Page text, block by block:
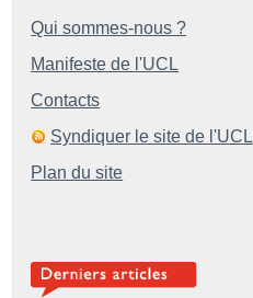
Qui sommes-nous ?
Manifeste de l'UCL
Contacts
Syndiquer le site de l'UCL
Plan du site